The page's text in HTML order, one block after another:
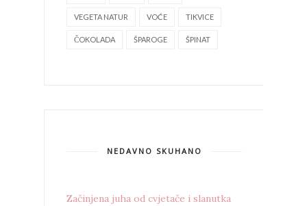
VEGETA NATUR VOĆE TIKVICE
ČOKOLADA ŠPAROGE ŠPINAT
NEDAVNO SKUHANO
Začinjena juha od cvjetače i slanutka